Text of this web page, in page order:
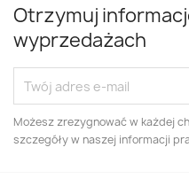
Otrzymuj
wyprzedażach
Możesz zrezygnować w każdej
szczegóły w naszej informacji